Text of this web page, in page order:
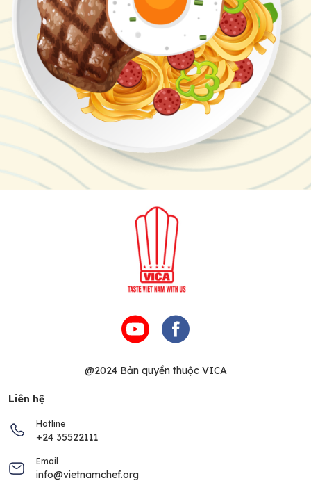
@2024 Bản quyền thuộc VICA
Liên hệ
Hotline
+24 35522111
Email
info@vietnamchef.org